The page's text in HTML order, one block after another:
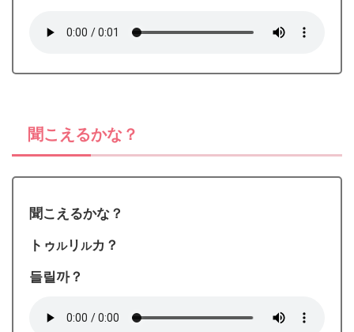
聞こえるかな？
聞こえるかな？
トゥルリ ルカ？
들릴까？